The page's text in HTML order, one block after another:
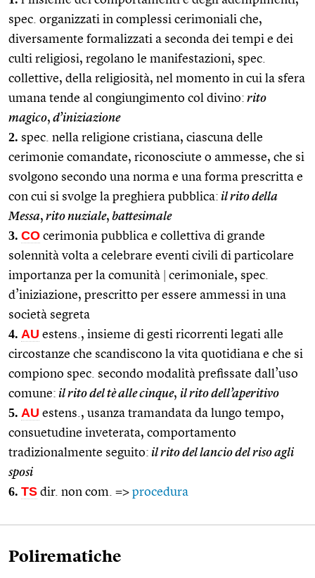
spec. organizzati in complessi cerimoniali che,
diversamente formalizzati a seconda dei tempi e dei
culti religiosi, regolano le manifestazioni, spec.
collettive, della religiosità, nel momento in cui la sfera
umana tende al congiungimento col divino: rito
magico, d’iniziazione
2. spec. nella religione cristiana, ciascuna delle
cerimonie comandate, riconosciute o ammesse, che si
svolgono secondo una norma e una forma prescritta e
con cui si svolge la preghiera pubblica: il rito della
Messa, rito nuziale, battesimale
3. CO cerimonia pubblica e collettiva di grande
solennità volta a celebrare eventi civili di particolare
importanza per la comunità
cerimoniale, spec.
d’iniziazione, prescritto per essere ammessi in una
società segreta
4. AU estens., insieme di gesti ricorrenti legati alle
circostanze che scandiscono la vita quotidiana e che si
compiono spec. secondo modalità prefissate dall’uso
comune: il rito del tè alle cinque, il rito dell’aperitivo
5. AU estens., usanza tramandata da lungo tempo,
consuetudine inveterata, comportamento
tradizionalmente seguito: il rito del lancio del riso agli
sposi
6. TS dir. non com. => procedura
Polirematiche